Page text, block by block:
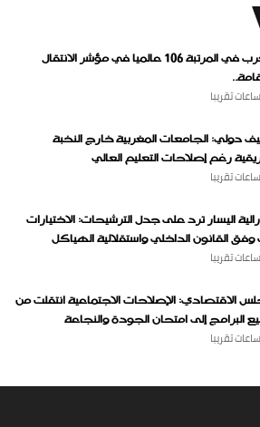
المغرب في المرتبة 106 عالميا في مؤشر الانتقال
دولي: الجامعات المغربية خارج النخبة
رغم إصلاحات التعليم العالي
اليسار ترد على جدل الترشيحات: الاختيارات
القانون الداخلي واستقلالية الهياكل
الاقتصادي: الإصلاحات الاجتماعية انتقلت من
البرامج إلى امتحان الجودة والنجاعة